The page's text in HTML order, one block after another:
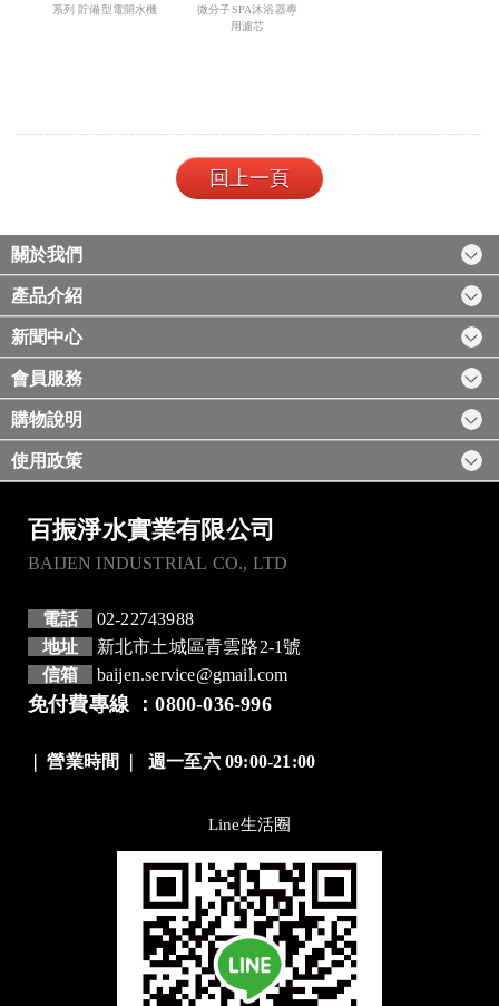
系列 貯備型電開水機
微分子SPA沐浴器專
用濾芯
回上一頁
關於我們
產品介紹
新聞中心
會員服務
購物說明
使用政策
百振淨水實業有限公司
BAIJEN INDUSTRIAL CO., LTD
電話
02-22743988
地址
新北市土城區青雲路2-1號
信箱
baijen.service@gmail.com
免付費專線 ：0800-036-996
營業時間 ❘週一至六 09:00-21:00
Line生活圈